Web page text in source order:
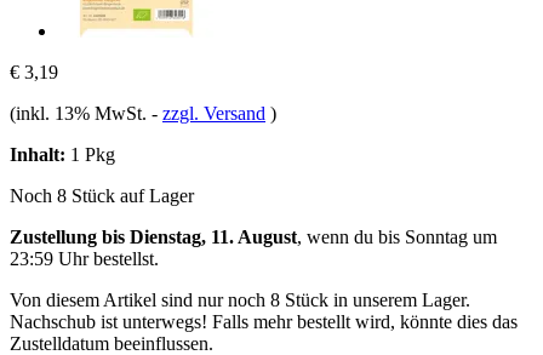
€ 3,19
(inkl. 13% MwSt. - zzgl. Versand )
Inhalt: 1 Pkg
Noch 8 Stück auf Lager
Zustellung bis Dienstag, 11. August, wenn du bis Sonntag um
23:59 Uhrbestellst.
Von diesem Artikel sind nur noch 8 Stück in unserem Lager.
Nachschub ist unterwegs! Falls mehr bestellt wird, könnte dies das
Zustelldatum beeinflussen.